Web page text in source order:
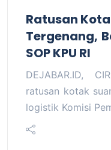
Ratusan
Tergenang,
SOP KPU RI
DEJABAR.ID,
ratusan kotak
logistik Komisi